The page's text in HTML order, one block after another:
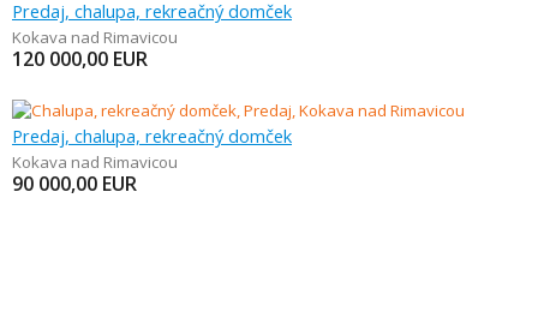
Predaj, chalupa, rekreačný domček
Kokava nad Rimavicou
120 000,00 EUR
Predaj, chalupa, rekreačný domček
Kokava nad Rimavicou
90 000,00 EUR